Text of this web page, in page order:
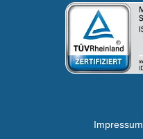
Impressum